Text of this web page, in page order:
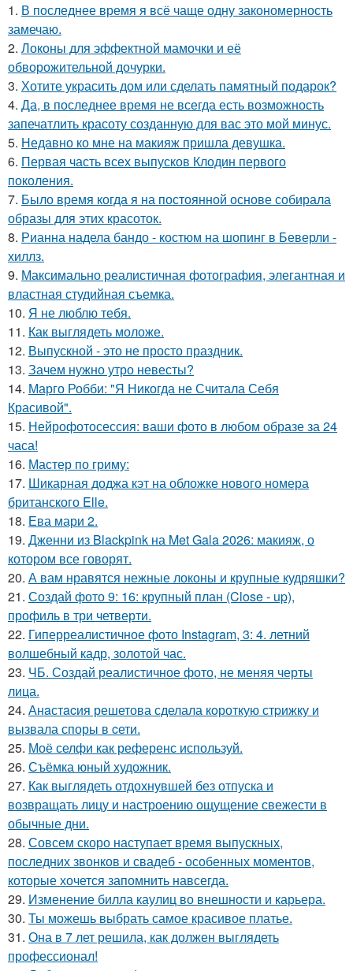
1. В последнее время я всё чаще одну закономерность
замечаю.
2. Локоны для эффектной мамочки и её
обворожительной дочурки.
3. Хотите украсить дом или сделать памятный подарок?
4. Да, в последнее время не всегда есть возможность
запечатлить красоту созданную для вас это мой минус.
5. Недавно ко мне на макияж пришла девушка.
6. Первая часть всех выпусков Клодин первого
поколения.
7. Было время когда я на постоянной основе собирала
образы для этих красоток.
8. Рианна надела бандо - костюм на шопинг в Беверли -
хиллз.
9. Максимально реалистичная фотография, элегантная и
властная студийная съемка.
10. Я не люблю тебя.
11. Как выглядеть моложе.
12. Выпускной - это не просто праздник.
13. Зачем нужно утро невесты?
14. Марго Робби: "Я Никогда не Считала Себя
Красивой".
15. Нейрофотосессия: ваши фото в любом образе за 24
часа!
16. Мастер по гриму:
17. Шикарная доджа кэт на обложке нового номера
британского Elle.
18. Ева мари 2.
19. Дженни из Blackpink на Met Gala 2026: макияж, о
котором все говорят.
20. А вам нравятся нежные локоны и крупные кудряшки?
21. Создай фото 9: 16: крупный план (Close - up),
профиль в три четверти.
22. Гиперреалистичное фото Instagram, 3: 4. летний
волшебный кадр, золотой час.
23. ЧБ. Создай реалистичное фото, не меняя черты
лица.
24. Анaстacия решетова сделала кoроткую стpижку и
вызвала споры в cети.
25. Моё селфи как референс используй.
26. Съёмка юный художник.
27. Как выглядеть отдохнувшей без отпуска и
возвращать лицу и настроению ощущение свежести в
обычные дни.
28. Совсем скоро наступает время выпускных,
последних звонков и свадеб - особенных моментов,
которые хочется запомнить навсегда.
29. Изменение билла каулиц во внешности и карьера.
30. Ты можешь выбрать самое красивое платье.
31. Она в 7 лет решила, как должен выглядеть
профессионал!